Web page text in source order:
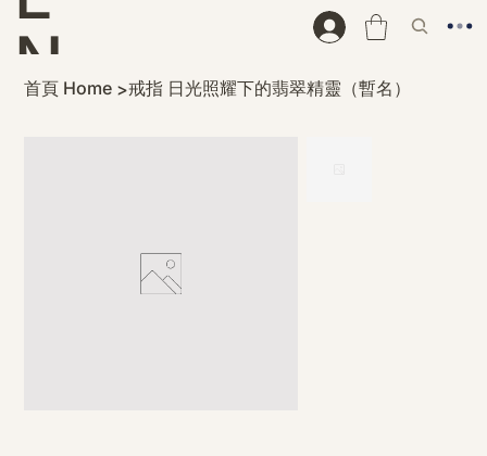
N
D
首頁 Home >戒指 日光照耀下的翡翠精靈（暫名）